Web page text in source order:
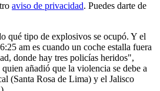
aviso de privacidad. Puedes darte de
qué tipo de explosivos se ocupó. Y el
am es cuando un coche estalla fuera
donde hay tres policías heridos",
añadió que la violencia se debe a
(Santa Rosa de Lima) y el Jalisco